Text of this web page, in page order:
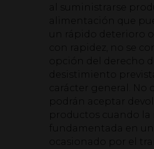
al suministrarse
alimentación que
un rápido deterioro o
con rapidez, no se
opción del derecho de
desistimiento
carácter general. No
podrán aceptar
productos cuando la
fundamentada en un
ocasionado por el